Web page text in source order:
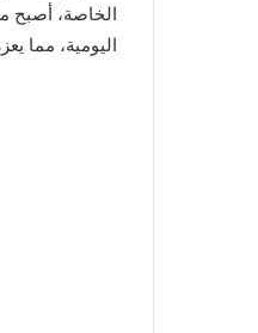
الخاصة، أصبح
اليومية، مما